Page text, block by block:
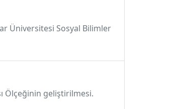
Üniversitesi Sosyal Bilimler
Ölçeğinin geliştirilmesi.